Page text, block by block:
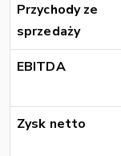
Przychody ze
sprzedaży
EBITDA
Zysk netto